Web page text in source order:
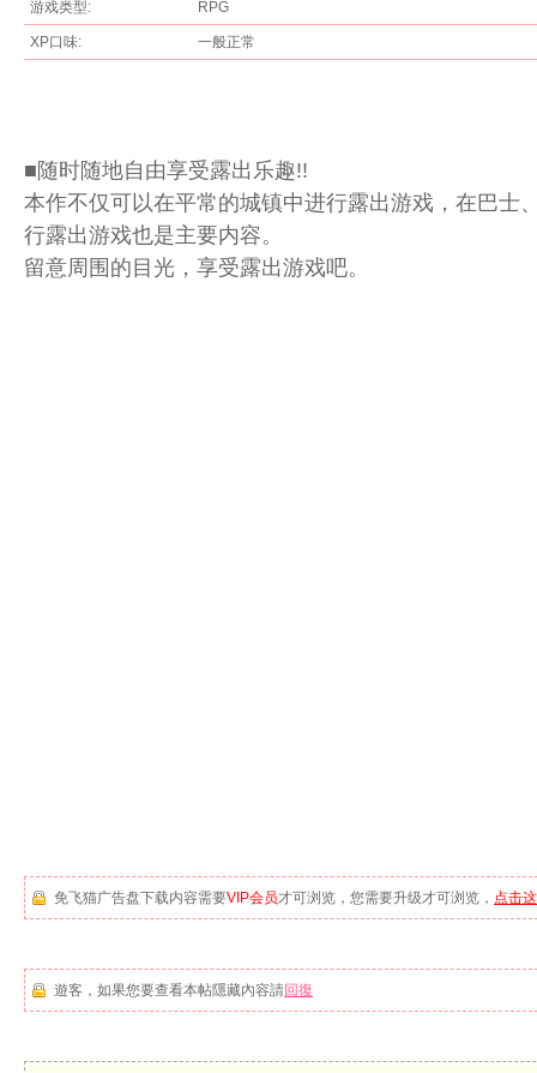
游戏类型: RPG
XP口味: 一般正常
■随时随地自由享受露出乐趣!!
本作不仅可以在平常的城镇中进行露出游戏，在巴士
行露出游戏也是主要内容。
留意周围的目光，享受露出游戏吧。
免飞猫广告盘下载内容需要VIP会员才可浏览，您需要升级才可浏览， 点击
遊客，如果您要查看本帖隱藏內容請回復